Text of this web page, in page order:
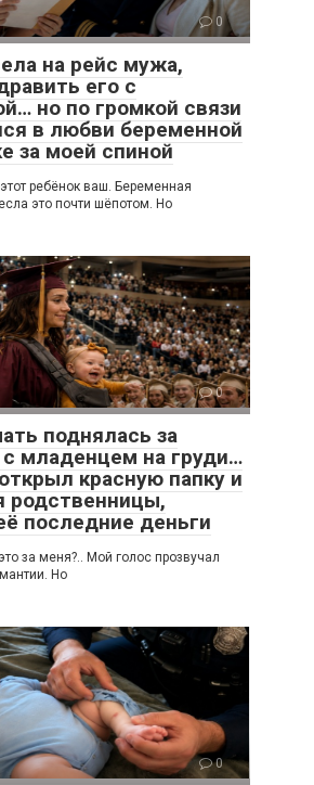
0
на рейс мужа,
его с
но по громкой связи
в любви беременной
за моей спиной
ребёнок ваш. Беременная
это почти шёпотом. Но
0
поднялась за
младенцем на груди…
красную папку и
родственницы,
последние деньги
за меня?.. Мой голос прозвучал
Но
0